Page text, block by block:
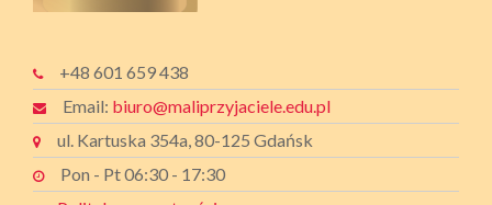
+48 601 659 438
Email: biuro@maliprzyjaciele.edu.pl
ul. Kartuska 354a, 80-125 Gdańsk
Pon - Pt 06:30 - 17:30